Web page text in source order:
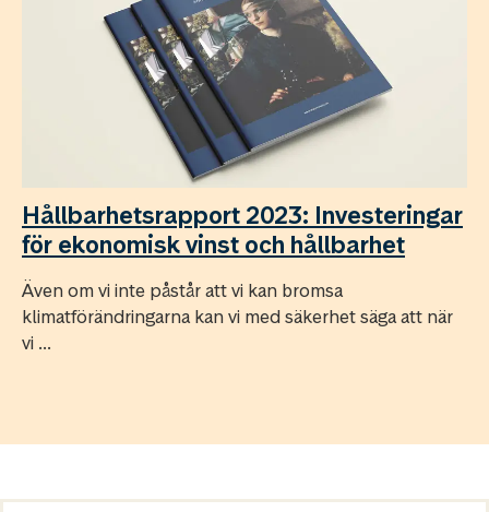
Hållbarhetsrapport 2023: Investeringar
för ekonomisk vinst och hållbarhet
Även om vi inte påstår att vi kan bromsa
klimatförändringarna kan vi med säkerhet säga att när
vi ...